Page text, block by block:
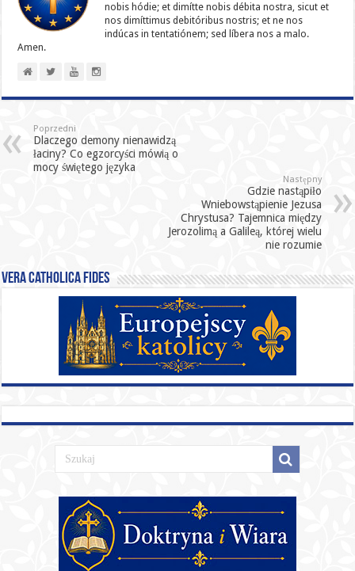
nobis hódie; et dimítte nobis débita nostra, sicut et
nos dimíttimus debitóribus nostris; et ne nos
indúcas in ten­ta­tiónem; sed líbera nos a malo.
Amen.
Poprzedni
Dlaczego demony nienawidzą
łaciny? Co egzorcyści mówią o
mocy świętego języka
Następny
Gdzie nastąpiło
Wniebowstąpienie Jezusa
Chrystusa? Tajemnica między
Jerozolimą a Galileą, której wielu
nie rozumie
Vera catholica fides